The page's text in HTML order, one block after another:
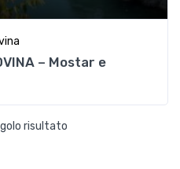
– Mostar e
risultato